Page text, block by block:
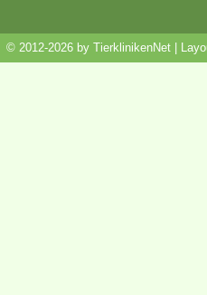
© 2012-2026 by TierklinikenNet |